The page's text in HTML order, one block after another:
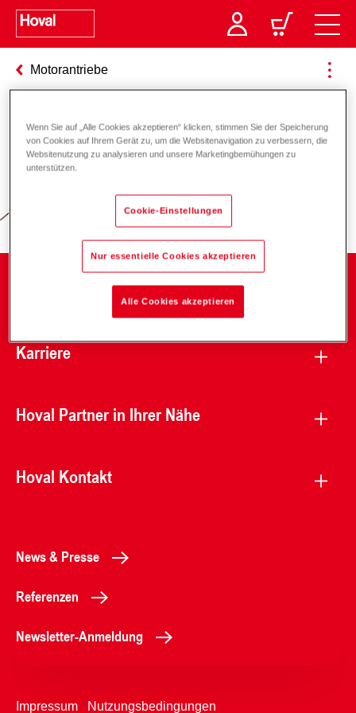
Motorantriebe
Verantwortung für Energie und
Karriere
Hoval Partner in Ihrer Nähe
Hoval Kontakt
News & Presse
Referenzen
Newsletter-Anmeldung
Impressum Nutzungsbedingungen
Wenn Sie auf „Alle Cookies akzeptieren“ klicken, stimmen Sie der Speicherung
von Cookies auf Ihrem Gerät zu, um die Websitenavigation zu verbessern, die
Websitenutzung zu analysieren und unsere Marketingbemühungen zu
unterstützen.
Cookie-Einstellungen
Nur essentielle Cookies akzeptieren
Alle Cookies akzeptieren